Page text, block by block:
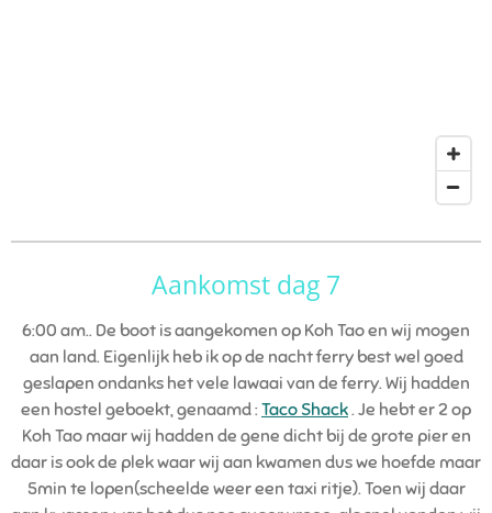
Aankomst dag 7
6:00 am.. De boot is aangekomen op Koh Tao en wij mogen
aan land. Eigenlijk heb ik op de nacht ferry best wel goed
geslapen ondanks het vele lawaai van de ferry. Wij hadden
een hostel geboekt, genaamd :Taco Shack. Je hebt er 2 op
Koh Tao maar wij hadden de gene dicht bij de grote pier en
daar is ook de plek waar wij aan kwamen dus we hoefde maar
5min te lopen(scheelde weer een taxi ritje). Toen wij daar